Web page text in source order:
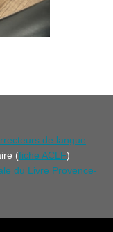
de langue
(fiche ACLF)
du Livre Provence-